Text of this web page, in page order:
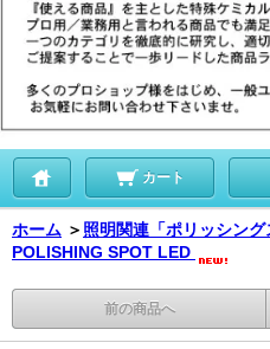
カート
ホーム ＞ 照明関連「ポリッシン
POLISHING SPOT LED
前の商品へ